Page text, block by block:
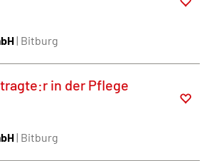
| Bitburg
in der Pflege
| Bitburg